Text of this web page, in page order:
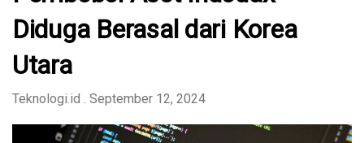
Diduga Berasal dari Korea
Utara
Teknologi.id . September 12, 2024